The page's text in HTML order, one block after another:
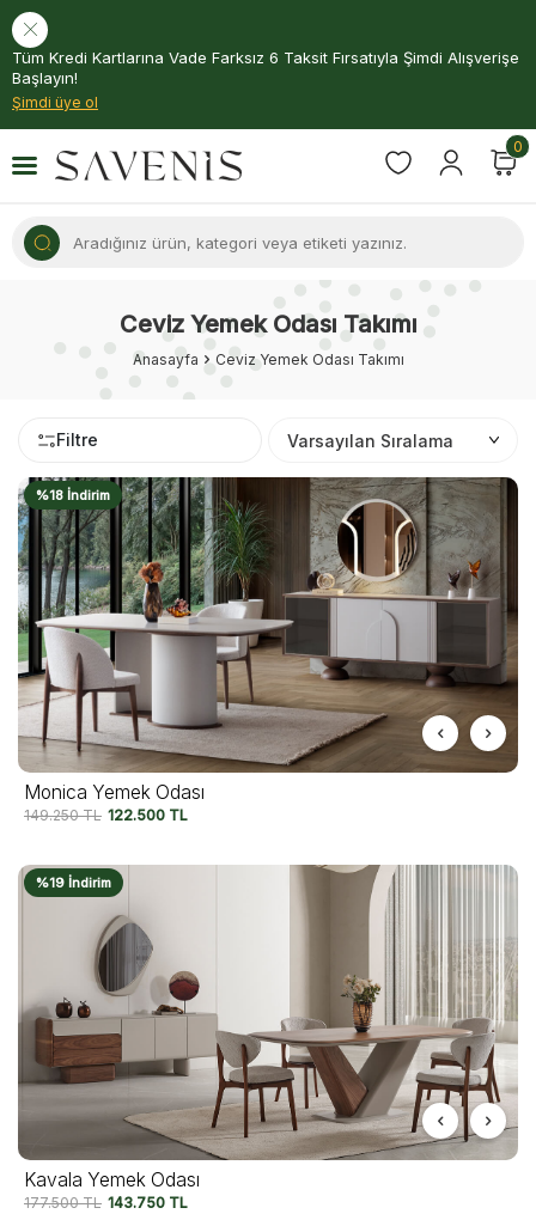
Tüm Kredi Kartlarına Vade Farksız 6 Taksit Fırsatıyla Şimdi Alışverişe
Başlayın!
Şimdi üye ol
0
Ceviz Yemek Odası Takımı
Anasayfa Ceviz Yemek Odası Takımı
Filtre
%18 İndirim
Monica Yemek Odası
149.250TL 122.500 TL
%19 İndirim
Kavala Yemek Odası
177.500TL 143.750 TL